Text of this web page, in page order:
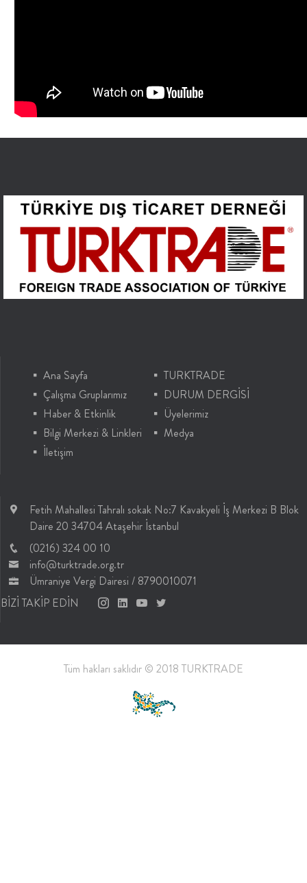
Ana Sayfa
TURKTRADE
Çalışma Gruplarımız
DURUM DERGİSİ
Haber & Etkinlik
Üyelerimiz
Bilgi Merkezi & Linkleri
Medya
İletişim
Fetih Mahallesi Tahralı sokak No:7 Kavakyeli İş Merkezi B Blok
Daire 20 34704 Ataşehir İstanbul
(0216) 324 00 10
info@turktrade.org.tr
Ümraniye Vergi Dairesi / 8790010071
BİZİ TAKİP EDİN
Tüm hakları saklıdır © 2018 TURKTRADE